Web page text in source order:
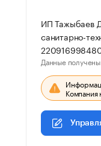
ИП Тажыбаев
санитарно-
Данные
Компания